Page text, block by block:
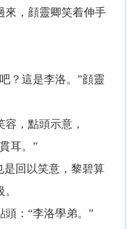
，顔靈卿笑着伸手
這是李洛。”顔靈
，點頭示意，
耳。”
回以笑意，黎碧算
：“李洛學弟。”